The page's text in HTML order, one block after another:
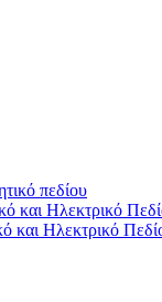
πεδίου
και Ηλεκτρικό
και Ηλεκτρικό